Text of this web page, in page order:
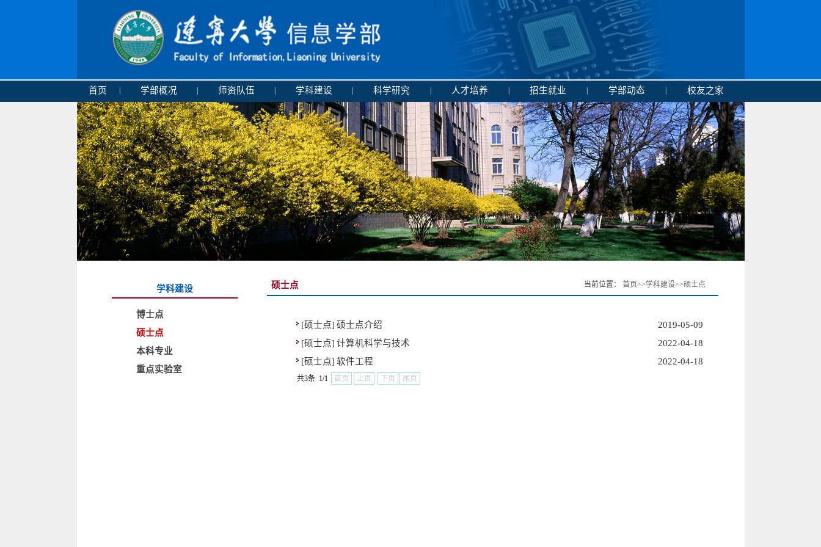
首页 学部概况 师资队伍 学科建设 科学研究 人才培养 招生就业 学部动态 校友之家
学科建设
博士点
硕士点
本科专业
重点实验室
硕士点 当前位置： 首页>>学科建设>>硕士点
[硕士点] 硕士点介绍
2019-05-09
[硕士点] 计算机科学与技术
2022-04-18
[硕士点] 软件工程 2022-04-18
共3条 1/1 首页 上页 下页 尾页